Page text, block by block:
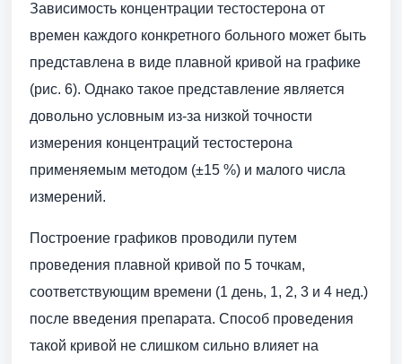
Зависимость концентрации тестостерона от
времен каждого конкретного больного может быть
представлена в виде плавной кривой на графике
(рис. 6). Однако такое представление является
довольно условным из-за низкой точности
измерения концентраций тестостерона
применяемым методом (±15 %) и малого числа
измерений.
Построение графиков проводили путем
проведения плавной кривой по 5 точкам,
соответствующим времени (1 день, 1, 2, 3 и 4 нед.)
после введения препарата. Способ проведения
такой кривой не слишком сильно влияет на